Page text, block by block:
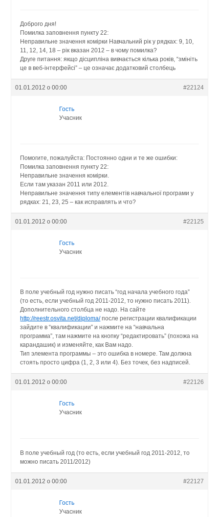
Доброго дня!
Помилка заповнення пункту 22:
Неправильне значення комірки Навчальний рік у рядках: 9, 10,
11, 12, 14, 18 – рік вказан 2012 – в чому помилка?
Друге питання: якщо дісципліна вивчається кілька років, “змініть
це в веб-інтерфейсі” – це означає додатковий столбець
01.01.2012 о 00:00 #22124
Гость
Учасник
Помогите, пожалуйста: Постоянно одни и те же ошибки:
Помилка заповнення пункту 22:
Неправильне значення комірки.
Если там указан 2011 или 2012.
Неправильне значення типу елементів навчальної програми у
рядках: 21, 23, 25 – как исправлять и что?
01.01.2012 о 00:00 #22125
Гость
Учасник
В поле учебный год нужно писать “год начала учебного года”
(то есть, если учебный год 2011-2012, то нужно писать 2011).
Дополнительного столбца не надо. На сайте
http://reestr.osvita.net/diploma/после регистрации квалификации
зайдите в “квалификации” и нажмите на “навчальна
программа”, там нажмите на кнопку “редактировать” (похожа на
карандашик) и изменяйте, как Вам надо.
Тип элемента программы – это ошибка в номере. Там должна
стоять просто цифра (1, 2, 3 или 4). Без точек, без надписей.
01.01.2012 о 00:00 #22126
Гость
Учасник
В поле учебный год (то есть, если учебный год 2011-2012, то
можно писать 2011/2012)
01.01.2012 о 00:00 #22127
Гость
Учасник